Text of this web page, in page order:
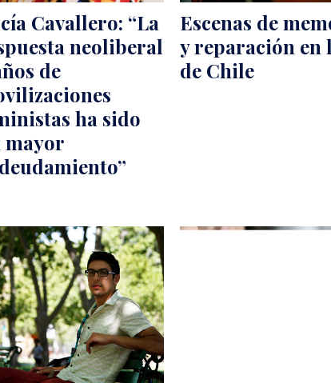
Cavallero: “La
neoliberal
de
ha sido
mayor
Escenas de
y reparación en
de Chile